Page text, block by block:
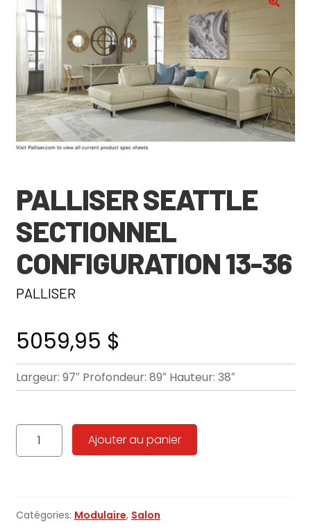
PALLISER SEATTLE
SECTIONNEL
CONFIGURATION 13-36
PALLISER
5059,95 $
Largeur: 97″ Profondeur: 89″ Hauteur: 38″
quantité
configuration
Ajouter au panier
Catégories: Modulaire, Salon